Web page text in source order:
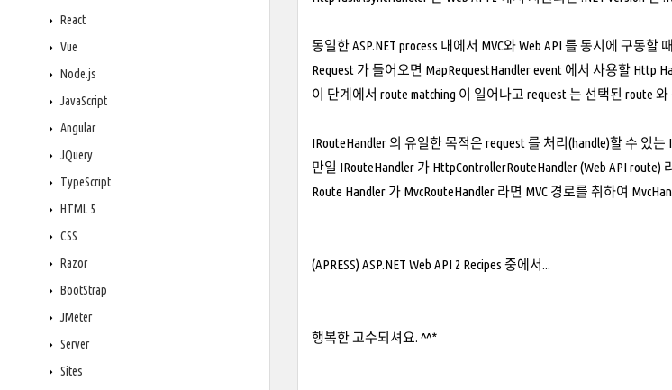
React
Vue
Node.js
JavaScript
Angular
JQuery
TypeScript
HTML 5
CSS
Razor
BootStrap
JMeter
Server
Sites
동일한 ASP.NET process 내에서 MVC와 Web API 를 동시에 구동할
Request 가 들어오면 MapRequestHandler event 에서 사용할 Http
이 단계에서 route matching 이 일어나고 request 는 선택된 route
IRouteHandler 의 유일한 목적은 request 를 처리(handle)할 수 있
만일 IRouteHandler 가 HttpControllerRouteHandler (Web API
Route Handler 가 MvcRouteHandler 라면 MVC 경로를 취하여
(APRESS) ASP.NET Web API 2 Recipes 중에서...
행복한 고수되셔요. ^^*